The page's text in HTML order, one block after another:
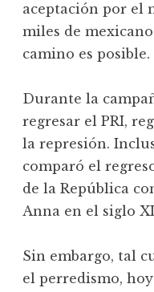
aceptación por el
miles de
camino es posible.
Durante la
regresar el PRI,
la represión.
comparó el
de la República
Anna en el siglo
Sin embargo, tal
el perredismo,